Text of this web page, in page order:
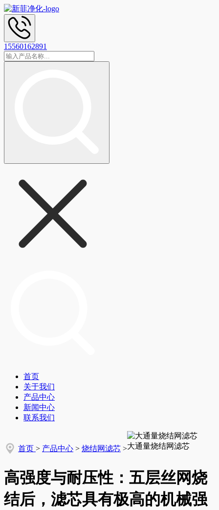
15560162891
首页
关于我们
产品中心
新闻中心
联系我们
首页 > 产品中心 > 烧结网滤芯 >大通量烧结网滤芯
高强度与耐压性：五层丝网烧
结后，滤芯具有极高的机械强